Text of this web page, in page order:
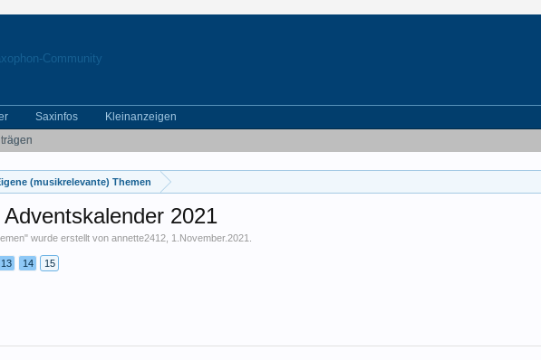
(musikrelevante) Themen
2021
" wurde erstellt vonannette2412 1.November.2021
13 14 15
Saxinfos Kleinanzeigen